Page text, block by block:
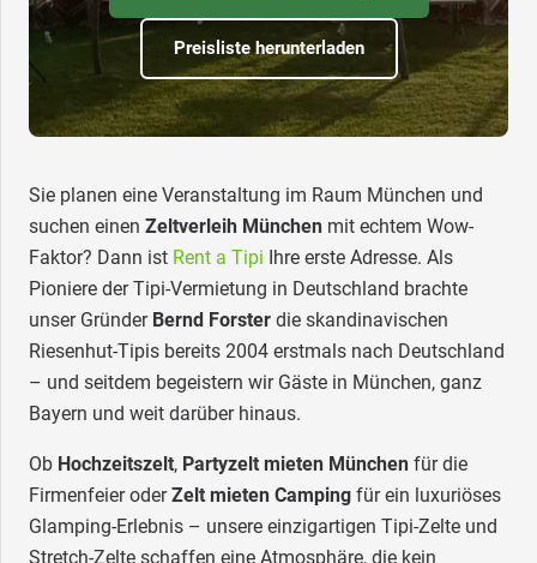
Preisliste herunterladen
Sie planen eine Veranstaltung im Raum München und
suchen einen Zeltverleih München mit echtem Wow-
Faktor? Dann ist Rent a Tipi Ihre erste Adresse. Als
Pioniere der Tipi-Vermietung in Deutschland brachte
unser Gründer Bernd Forster die skandinavischen
Riesenhut-Tipis bereits 2004 erstmals nach Deutschland
– und seitdem begeistern wir Gäste in München, ganz
Bayern und weit darüber hinaus.
Ob Hochzeitszelt, Partyzelt mieten München für die
Firmenfeier oderZelt mieten Camping für ein luxuriöses
Glamping-Erlebnis – unsere einzigartigen Tipi-Zelte und
Stretch-Zelte schaffen eine Atmosphäre, die kein